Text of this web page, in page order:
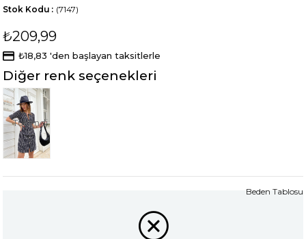
(7147)
Stok Kodu
₺209,99
₺18,83 'den başlayan taksitlerle
Diğer renk seçenekleri
Tükendi
Beden Tablosu